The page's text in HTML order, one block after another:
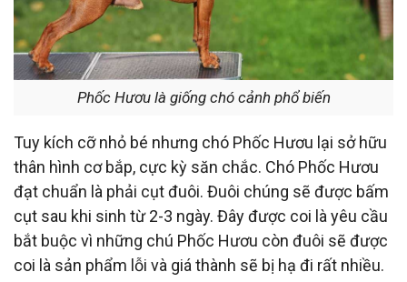
Phốc Hươu là giống chó cảnh phổ biến
Tuy kích cỡ nhỏ bé nhưng chó Phốc Hươu lại sở hữu
thân hình cơ bắp, cực kỳ săn chắc. Chó Phốc Hươu
đạt chuẩn là phải cụt đuôi. Đuôi chúng sẽ được bấm
cụt sau khi sinh từ 2-3 ngày. Đây được coi là yêu cầu
bắt buộc vì những chú Phốc Hươu còn đuôi sẽ được
coi là sản phẩm lỗi và giá thành sẽ bị hạ đi rất nhiều.